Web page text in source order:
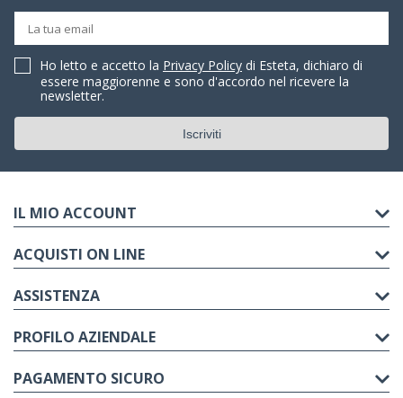
Ho letto e accetto la Privacy Policy di Esteta, dichiaro di
essere maggiorenne e sono d'accordo nel ricevere la
newsletter.
IL MIO ACCOUNT
ACQUISTI ON LINE
ASSISTENZA
PROFILO AZIENDALE
PAGAMENTO SICURO